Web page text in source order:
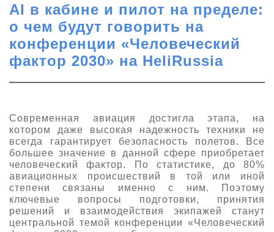
Экспо"
Павильон
2,
зал
5
477-
33-81
О выставке
Партнеры выставки
Крокус Экспо
Для участников
AI в кабине и пилот на пределе:
о чем будут говорить на
конференции «Человеческий
фактор 2030» на HeliRussia
Современная авиация достигла этапа, на
котором даже высокая надежность техники не
всегда гарантирует безопасность полетов. Все
большее значение в данной сфере приобретает
человеческий фактор. По статистике, до 80%
авиационных происшествий в той или иной
степени связаны именно с ним. Поэтому
ключевые вопросы подготовки, принятия
решений и взаимодействия экипажей станут
центральной темой конференции «Человеческий